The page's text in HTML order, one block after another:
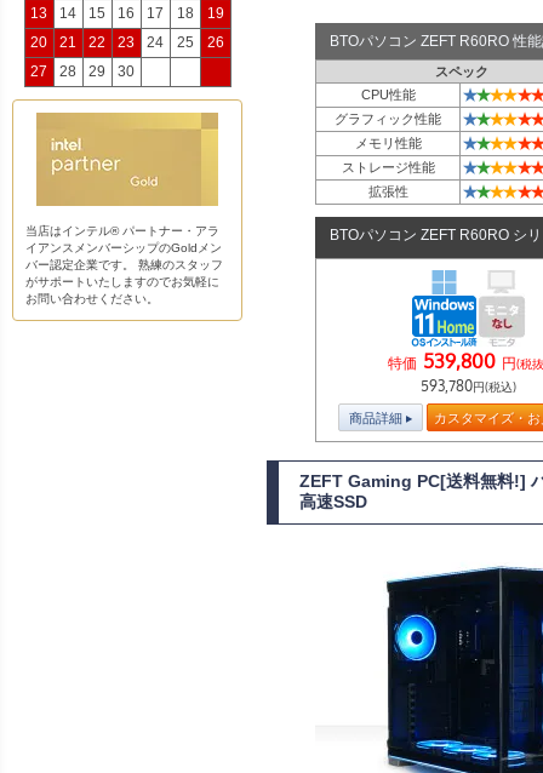
BTOパソコン ZEFT R60RO 性
スペック
CPU性能
★★★★★★
グラフィック性能 ★★★★★★
メモリ性能 ★★★★★★
ストレージ性能 ★★★★★★
拡張性 ★★★★★★
BTOパソコン ZEFT R60RO シ
特価 539,800 円(税
593,780円(税込)
商品詳細 カスタマイズ・
ZEFT Gaming PC[送料無料!]
高速SSD
13
14 15 16 17 18
19
20
21 22 23 24 25
26
27
28 29 30
当店はインテル® パートナー・アラ
イアンスメンバーシップのGoldメン
バー認定企業です。 熟練のスタッフ
がサポートいたしますのでお気軽に
お問い合わせください。